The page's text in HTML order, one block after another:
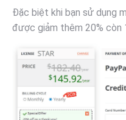
Đặc biệt khi bạn sử dụng
được giảm thêm 20% còn